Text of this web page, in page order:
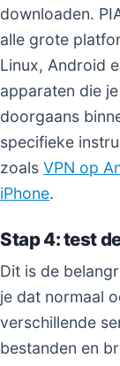
downloaden.
alle grote
Linux, Android
apparaten die
doorgaans
specifieke
zoals VPN op
iPhone.
Stap 4: test
Dit is de
je dat normaal
verschillende
bestanden en